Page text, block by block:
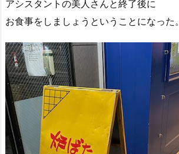
アシスタントの美人さんと終了後に
お食事をしましょうということになった。